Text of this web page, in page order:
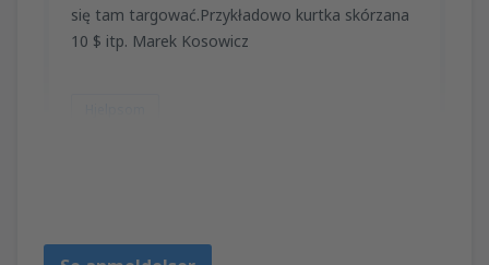
się tam targować.Przykładowo kurtka skórzana
10 $ itp. Marek Kosowicz